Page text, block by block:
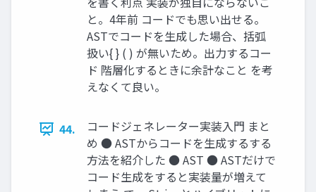
と。4年前 コードでも思い出せる。
ASTでコードを生成した場合、括弧
扱い{ } ( ) が無いため。出力するコー
ド 階層化するときに余計なこと を考
えなくて良い。
44.
コードジェネレーター実装入門 まと
め ● ASTからコードを生成するする
方法を紹介した ● AST ● ASTだけで
コード生成をすると実装量が増えて